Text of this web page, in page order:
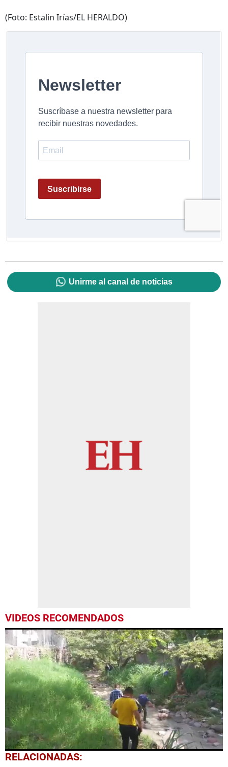
(Foto: Estalin Irías/EL HERALDO)
Unirme al canal de noticias
VIDEOS RECOMENDADOS
0
seconds
RELACIONADAS: